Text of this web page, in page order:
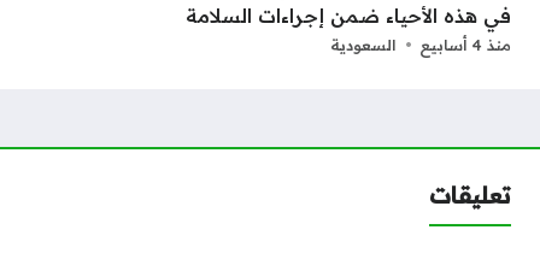
في هذه الأحياء ضمن إجراءات السلامة
منذ 4 أسابيع السعودية
تعليقات